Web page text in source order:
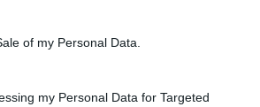
of my Personal Data.
my Personal Data for Targeted